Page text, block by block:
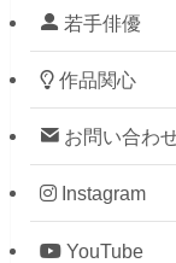
若手俳優
作品関心
お問い合わ
Instagram
YouTube